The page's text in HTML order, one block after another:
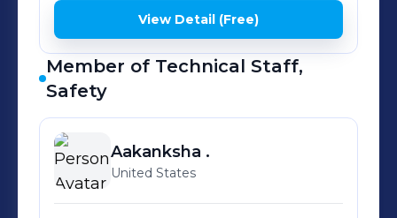
View Detail (Free)
Member of Technical Staff,
Safety
Aakanksha .
United States